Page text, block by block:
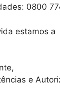
0800
estamos a
e